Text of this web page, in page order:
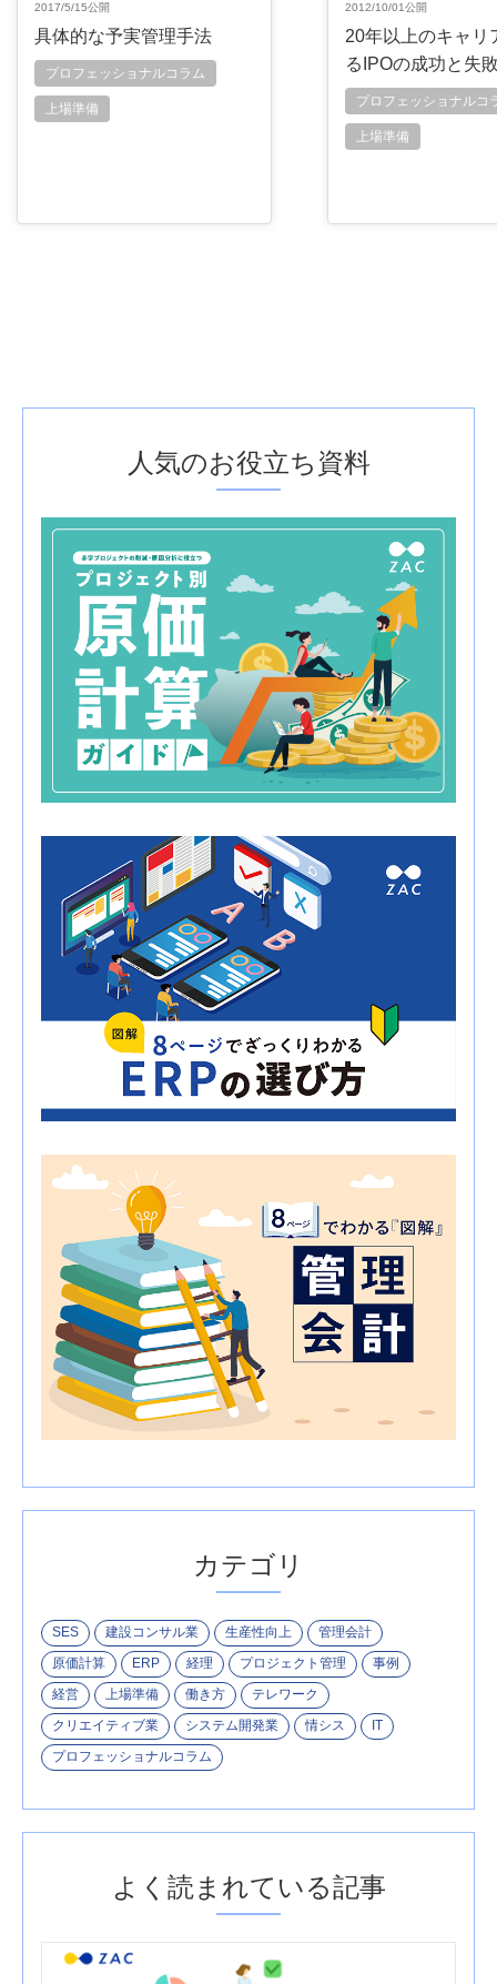
2017/5/15公開
具体的な予実管理手法
プロフェッショナルコラム
上場準備
2012/10/01公開
20年以上のキャリ
るIPOの成功と失
プロフェッショナルコ
上場準備
人気のお役立ち資料
カテゴリ
SES 建設コンサル業 生産性向上
管理会計
原価計算
ERP 経理 プロジェクト管理
事例
経営
上場準備 働き方
テレワーク
クリエイティブ業
システム開発業 情シス
IT
プロフェッショナルコラム
よく読まれている記事